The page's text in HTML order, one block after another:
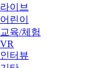
라이브
어린이
교육/체험
VR
인터뷰